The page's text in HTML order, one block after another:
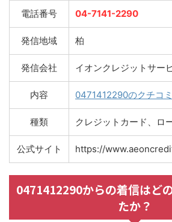
電話番号 04-7141-2290
発信地域 柏
発信会社 イオンクレジットサー
内容 0471412290のクチコミ
種類 クレジットカード、ロ
公式サイト https://
0471412290からの着信はど
たか？